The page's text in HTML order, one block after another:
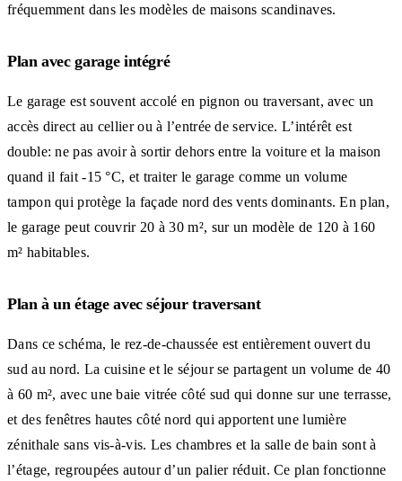
fréquemment dans les modèles de maisons scandinaves.
Plan avec garage intégré
Le garage est souvent accolé en pignon ou traversant, avec un
accès direct au cellier ou à l’entrée de service. L’intérêt est
double: ne pas avoir à sortir dehors entre la voiture et la maison
quand il fait -15 °C, et traiter le garage comme un volume
tampon qui protège la façade nord des vents dominants. En plan,
le garage peut couvrir 20 à 30 m², sur un modèle de 120 à 160
m² habitables.
Plan à un étage avec séjour traversant
Dans ce schéma, le rez-de-chaussée est entièrement ouvert du
sud au nord. La cuisine et le séjour se partagent un volume de 40
à 60 m², avec une baie vitrée côté sud qui donne sur une terrasse,
et des fenêtres hautes côté nord qui apportent une lumière
zénithale sans vis-à-vis. Les chambres et la salle de bain sont à
l’étage, regroupées autour d’un palier réduit. Ce plan fonctionne